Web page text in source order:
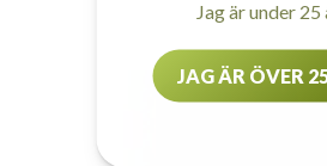
Jag är under 25
JAG ÄR ÖVER